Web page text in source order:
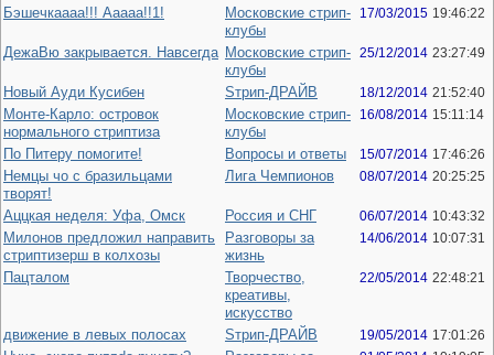
Бэшечкаааа!!! Ааааа!!1!
Московские стрип-
клубы
17/03/2015 19:46:22
ДежаВю закрывается. Навсегда Московские стрип-
клубы
25/12/2014 23:27:49
Новый Ауди Кусибен Sтрип-ДРАЙВ 18/12/2014 21:52:40
Монте-Карло: островок
нормального стриптиза
Московские стрип-
клубы
16/08/2014 15:11:14
По Питеру помогите! Вопросы и ответы 15/07/2014 17:46:26
Немцы чо с бразильцами
творят!
Лига Чемпионов 08/07/2014 20:25:25
Аццкая неделя: Уфа, Омск Россия и СНГ 06/07/2014 10:43:32
Милонов предложил направить
стриптизерш в колхозы
Разговоры за
жизнь
14/06/2014 10:07:31
Пацталом
Творчество,
креативы,
искусство
22/05/2014 22:48:21
движение в левых полосах Sтрип-ДРАЙВ 19/05/2014 17:01:26